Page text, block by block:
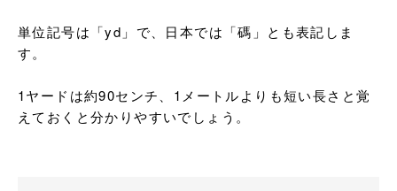
単位記号は「yd」で、日本では「碼」とも表記しま
す。
1ヤードは約90センチ、1メートルよりも短い長さと覚
えておくと分かりやすいでしょう。